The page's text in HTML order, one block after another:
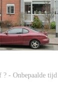
? - Onbepaalde tijd